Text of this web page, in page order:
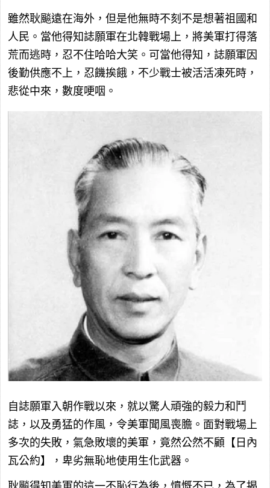
雖然耿飈遠在海外，但是他無時不刻不是想著祖國和
人民。當他得知誌願軍在北韓戰場上，將美軍打得落
荒而逃時，忍不住哈哈大笑。可當他得知，誌願軍因
後勤供應不上，忍饑挨餓，不少戰士被活活凍死時，
悲從中來，數度哽咽。
自誌願軍入朝作戰以來，就以驚人頑強的毅力和鬥
誌，以及勇猛的作風，令美軍聞風喪膽。面對戰場上
多次的失敗，氣急敗壞的美軍，竟然公然不顧【日內
瓦公約】，卑劣無恥地使用生化武器。